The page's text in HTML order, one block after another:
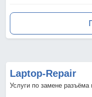
Laptop-Repair
Услуги по замене